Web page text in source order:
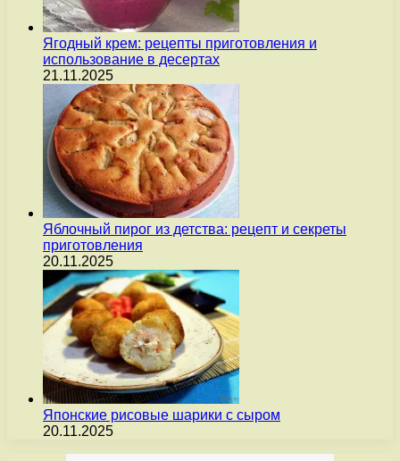
Ягодный крем: рецепты приготовления и
использование в десертах
21.11.2025
Яблочный пирог из детства: рецепт и секреты
приготовления
20.11.2025
Японские рисовые шарики с сыром
20.11.2025